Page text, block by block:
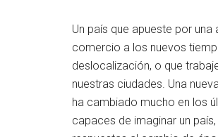
Un país que apueste por
comercio a los nuevos
deslocalización, o que
nuestras ciudades. Una
ha cambiado mucho en los
capaces de imaginar un